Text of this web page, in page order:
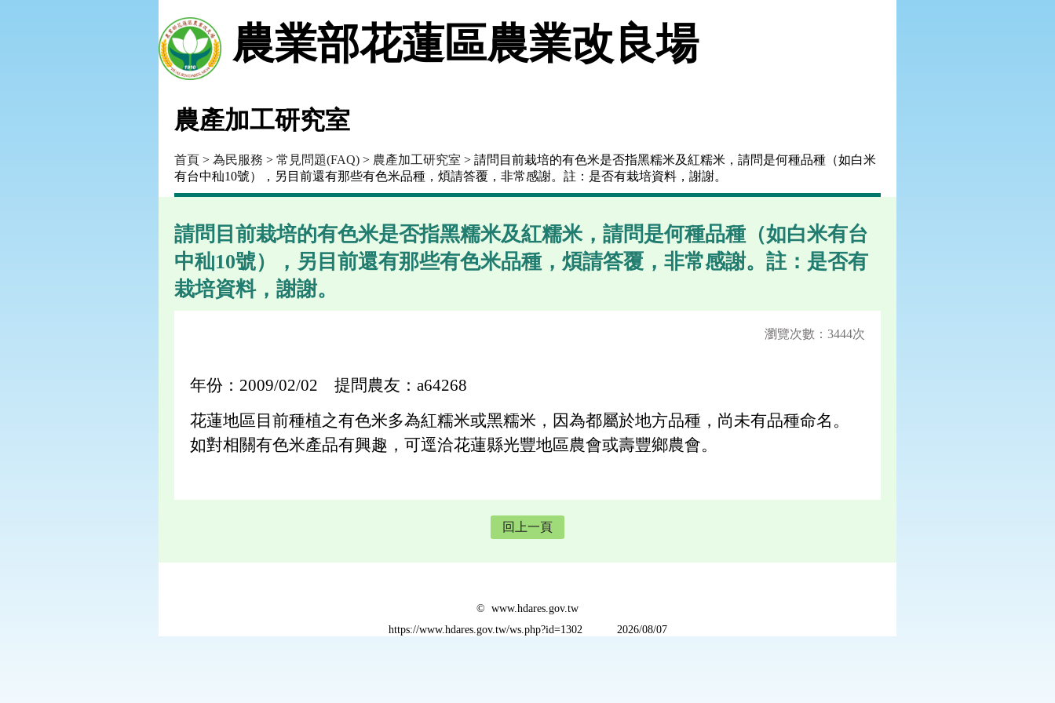
農業部花蓮區農業改良場
農產加工研究室
首頁 > 為民服務 > 常見問題(FAQ) > 農產加工研究室 > 請問目前栽培的有色米是否指黑糯米及紅糯米，請問是何種品種（如白米
有台中秈10號），另目前還有那些有色米品種，煩請答覆，非常感謝。註：是否有栽培資料，謝謝。
請問目前栽培的有色米是否指黑糯米及紅糯米，請問是何種品種（如白米有台
中秈10號），另目前還有那些有色米品種，煩請答覆，非常感謝。註：是否有
栽培資料，謝謝。
瀏覽次數：3444次
年份：2009/02/02 提問農友：a64268
花蓮地區目前種植之有色米多為紅糯米或黑糯米，因為都屬於地方品種，尚未有品種命名。
如對相關有色米產品有興趣，可逕洽花蓮縣光豐地區農會或壽豐鄉農會。
回上一頁
© www.hdares.gov.tw
https://www.hdares.gov.tw/ws.php?id=1302
2026/08/07